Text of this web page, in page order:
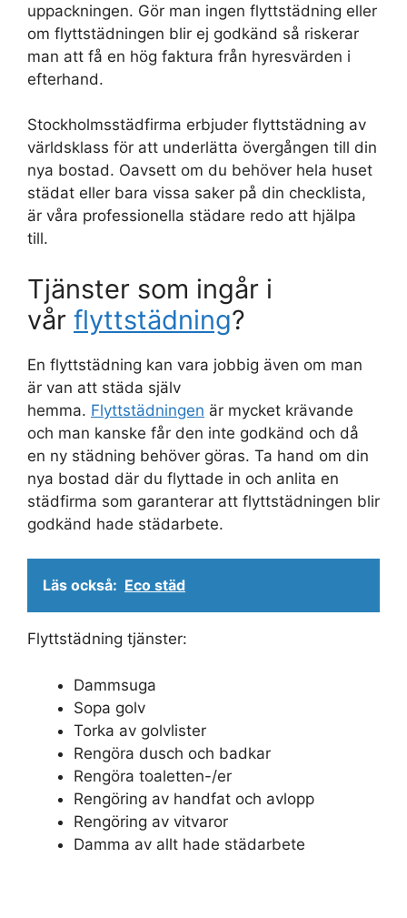
uppackningen. Gör man ingen flyttstädning eller
om flyttstädningen blir ej godkänd så riskerar
man att få en hög faktura från hyresvärden i
efterhand.
Stockholmsstädfirma erbjuder flyttstädning av
världsklass för att underlätta övergången till din
nya bostad. Oavsett om du behöver hela huset
städat eller bara vissa saker på din checklista,
är våra professionella städare redo att hjälpa
till.
Tjänster som ingår i
vår flyttstädning?
En flyttstädning kan vara jobbig även om man
är van att städa själv
hemma. Flyttstädningen är mycket krävande
och man kanske får den inte godkänd och då
en ny städning behöver göras. Ta hand om din
nya bostad där du flyttade in och anlita en
städfirma som garanterar att flyttstädningen blir
godkänd hade städarbete.
Läs också: Eco städ
Flyttstädning tjänster:
Dammsuga
Sopa golv
Torka av golvlister
Rengöra dusch och badkar
Rengöra toaletten-/er
Rengöring av handfat och avlopp
Rengöring av vitvaror
Damma av allt hade städarbete